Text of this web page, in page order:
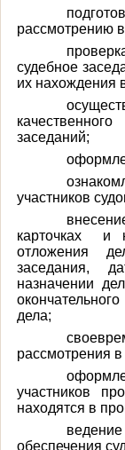
рассмотрению
судебное
их нахождения
заседаний;
участников
карточках и
отложения
заседания,
назначении
дела;
рассмотрения в
участников
находятся в
обеспечения